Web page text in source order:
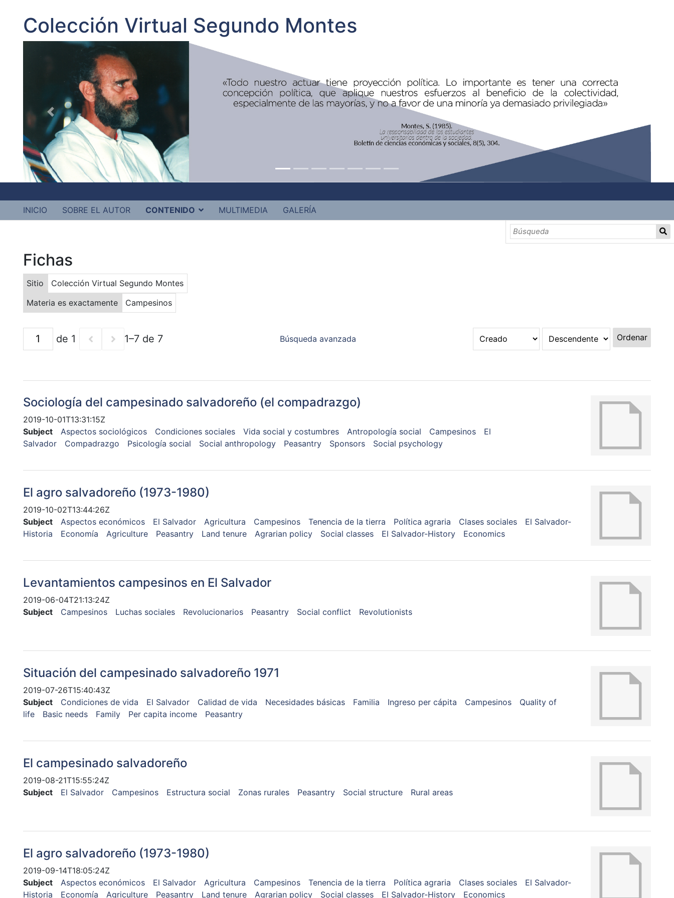
Colección Virtual Segundo Montes
INICIO SOBRE EL AUTOR CONTENIDO MULTIMEDIA GALERÍA
Fichas
Sitio
Colección Virtual Segundo Montes
Materia es exactamente
Campesinos
de 1 1–7 de 7 Búsqueda avanzada Ordenar
Sociología del campesinado salvadoreño (el compadrazgo)
2019-10-01T13:31:15Z
Subject
Aspectos sociológicos Condiciones sociales Vida social y costumbres Antropología social Campesinos
El
Salvador
Compadrazgo Psicología social Social anthropology Peasantry Sponsors Social psychology
El agro salvadoreño (1973-1980)
2019-10-02T13:44:26Z
Subject
Aspectos económicos El Salvador Agricultura Campesinos Tenencia de la tierra Política agraria Clases sociales
El Salvador-
Historia
Economía Agriculture Peasantry Land tenure Agrarian policy Social classes El Salvador-History Economics
Levantamientos campesinos en El Salvador
2019-06-04T21:13:24Z
Subject
Campesinos Luchas sociales Revolucionarios Peasantry Social conflict Revolutionists
Situación del campesinado salvadoreño 1971
2019-07-26T15:40:43Z
Subject
Condiciones de vida El Salvador Calidad de vida Necesidades básicas Familia Ingreso per cápita Campesinos
Quality of
life
Basic needs Family Per capita income Peasantry
El campesinado salvadoreño
2019-08-21T15:55:24Z
Subject
El Salvador Campesinos Estructura social Zonas rurales Peasantry Social structure Rural areas
El agro salvadoreño (1973-1980)
2019-09-14T18:05:24Z
Subject
Aspectos económicos El Salvador Agricultura Campesinos Tenencia de la tierra Política agraria Clases sociales
El Salvador-
Historia
Economía Agriculture Peasantry Land tenure Agrarian policy Social classes El Salvador-History Economics